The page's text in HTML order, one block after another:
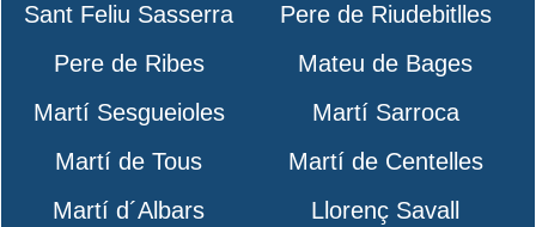
Sant Feliu Sasserra
Pere de Riudebitlles
Pere de Ribes
Mateu de Bages
Martí Sesgueioles
Martí Sarroca
Martí de Tous
Martí de Centelles
Martí d´Albars
Llorenç Savall